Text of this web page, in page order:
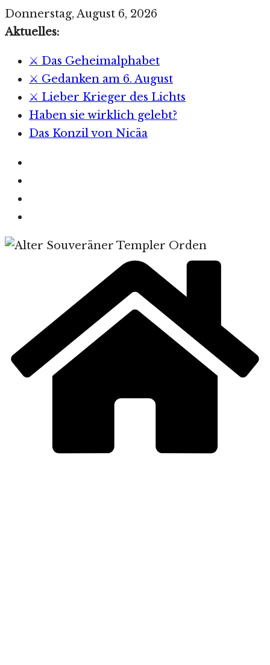
Zum
Inhalt
Donnerstag, August 6, 2026
Aktuelles:
⚔️ Das Geheimalphabet
⚔️ Gedanken am 6. August
⚔️ Lieber Krieger des Lichts
Haben sie wirklich gelebt?
Das Konzil von Nicäa